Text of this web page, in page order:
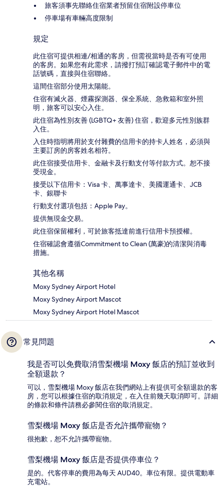
旅客須事先聯絡住宿業者預留住宿附設停車位
停車場有車輛高度限制
規定
此住宿可提供相連/相通的客房，但需視當時是否有可使用
的客房。如果您有此需求，請撥打預訂確認電子郵件中的電
話號碼，直接與住宿聯絡。
這間住宿部分使用太陽能。
住宿有滅火器、煙霧探測器、保全系統、急救箱和室外照
明，旅客可以安心入住。
此住宿為性別友善 (LGBTQ+ 友善) 住宿，歡迎多元性別族群
入住。
入住時指明將用於支付雜費的信用卡的持卡人姓名，必須與
主要訂房的房客姓名相符。
此住宿接受信用卡、金融卡及行動支付等付款方式。恕不接
受現金。
接受以下信用卡：Visa 卡、萬事達卡、美國運通卡、JCB
卡、銀聯卡
行動支付選項包括：Apple Pay。
提供無現金交易。
此住宿保留權利，可於旅客抵達前進行信用卡預授權。
住宿確認會遵循Commitment to Clean (萬豪)的清潔與消毒
措施。
其他名稱
Moxy Sydney Airport Hotel
Moxy Sydney Airport Mascot
Moxy Sydney Airport Hotel Mascot
常見問題
我是否可以免費取消雪梨機場 Moxy 飯店的預訂並收到
全額退款？
可以，雪梨機場 Moxy 飯店在我們網站上有提供可全額退款的客
房，您可以根據住宿的取消規定，在入住前幾天取消即可。詳細
的條款和條件請務必參閱住宿的取消規定。
雪梨機場 Moxy 飯店是否允許攜帶寵物？
很抱歉，恕不允許攜帶寵物。
雪梨機場 Moxy 飯店是否提供停車位？
是的。代客停車的費用為每天 AUD40。車位有限。提供電動車
充電站。